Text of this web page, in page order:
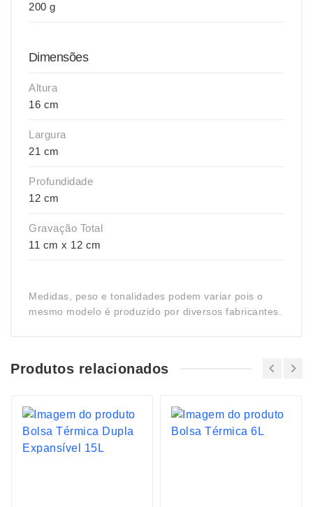
200 g
Dimensões
Altura
16 cm
Largura
21 cm
Profundidade
12 cm
Gravação Total
11 cm x 12 cm
Medidas, peso e tonalidades podem variar pois o
mesmo modelo é produzido por diversos fabricantes.
Produtos relacionados